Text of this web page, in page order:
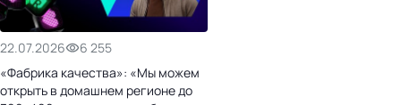
22.07.2026
6 255
«Фабрика качества»: «Мы можем
открыть в домашнем регионе до